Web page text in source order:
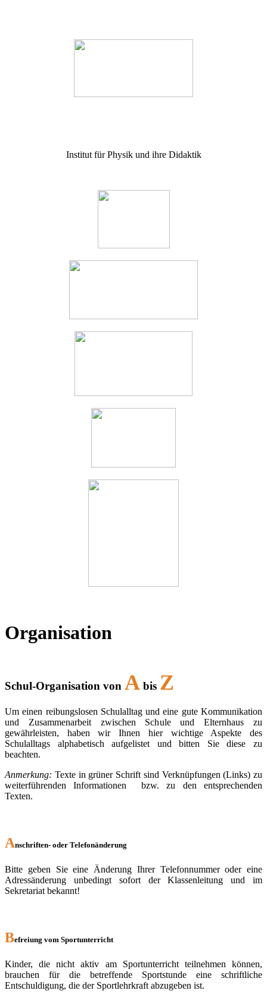
Institut für Physik und ihre Didaktik
Organisation
Schul-Organisation von A bis Z
Um einen reibungslosen Schulalltag und eine gute Kommunikation
und Zusammenarbeit zwischen Schule und Elternhaus zu
gewährleisten, haben wir Ihnen hier wichtige Aspekte des
Schulalltags alphabetisch aufgelistet und bitten Sie diese zu
beachten.
Anmerkung: Texte in grüner Schrift sind Verknüpfungen (Links) zu
weiterführenden Informationen bzw. zu den entsprechenden
Texten.
Anschriften- oder Telefonänderung
Bitte geben Sie eine Änderung Ihrer Telefonnummer oder eine
Adressänderung unbedingt sofort der Klassenleitung und im
Sekretariat bekannt!
Befreiung vom Sportunterricht
Kinder, die nicht aktiv am Sportunterricht teilnehmen können,
brauchen für die betreffende Sportstunde eine schriftliche
Entschuldigung, die der Sportlehrkraft abzugeben ist.